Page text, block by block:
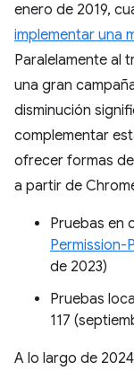
enero de 2019,
implementar una
Paralelamente al
una gran
disminución
complementar
ofrecer formas
a partir de
Pruebas en
Permission-
de 2023)
Pruebas
117
A lo largo de